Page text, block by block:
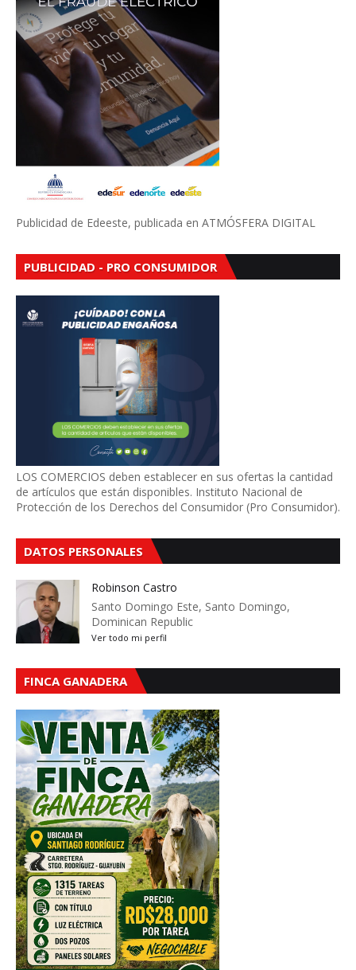
Publicidad de Edeeste, publicada en ATMÓSFERA DIGITAL
PUBLICIDAD - PRO CONSUMIDOR
LOS COMERCIOS deben establecer en sus ofertas la cantidad
de artículos que están disponibles. Instituto Nacional de
Protección de los Derechos del Consumidor (Pro Consumidor).
DATOS PERSONALES
Robinson Castro
Santo Domingo Este, Santo Domingo,
Dominican Republic
Ver todo mi perfil
FINCA GANADERA